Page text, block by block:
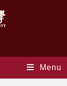
Menu